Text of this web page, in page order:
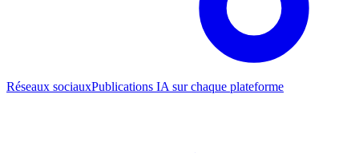
Réseaux sociauxPublications IA sur chaque plateforme